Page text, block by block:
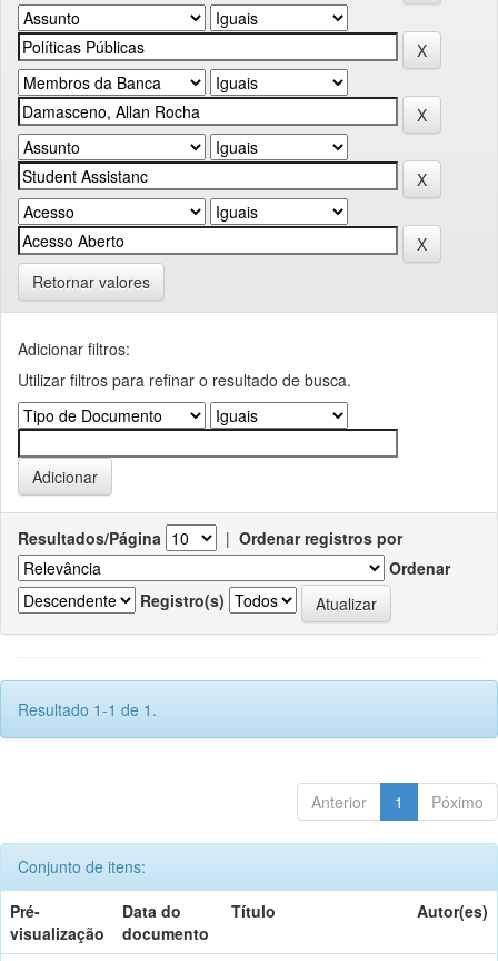
Retornar valores
Adicionar filtros:
Utilizar filtros para refinar o resultado de busca.
Resultados/Página | Ordenar registros por
Ordenar
Registro(s)
Resultado 1-1 de 1.
Anterior 1 Póximo
Conjunto de itens:
Pré-
visualização
Data do
documento
Título Autor(es)